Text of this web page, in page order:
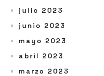
julio 2023
junio 2023
mayo 2023
abril 2023
marzo 2023